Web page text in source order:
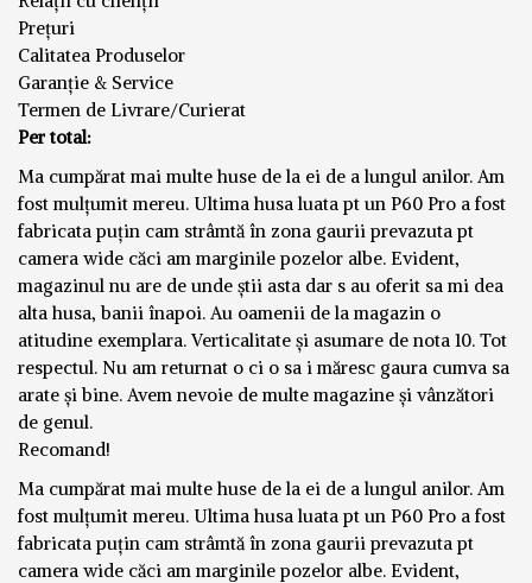
Prețuri
Calitatea Produselor
Garanție & Service
Termen de Livrare/Curierat
Per total:
Ma cumpărat mai multe huse de la ei de a lungul anilor. Am
fost mulțumit mereu. Ultima husa luata pt un P60 Pro a fost
fabricata puțin cam strâmtă în zona gaurii prevazuta pt
camera wide căci am marginile pozelor albe. Evident,
magazinul nu are de unde știi asta dar s au oferit sa mi dea
alta husa, banii înapoi. Au oamenii de la magazin o
atitudine exemplara. Verticalitate și asumare de nota 10. Tot
respectul. Nu am returnat o ci o sa i măresc gaura cumva sa
arate și bine. Avem nevoie de multe magazine și vânzători
de genul.
Recomand!
Ma cumpărat mai multe huse de la ei de a lungul anilor. Am
fost mulțumit mereu. Ultima husa luata pt un P60 Pro a fost
fabricata puțin cam strâmtă în zona gaurii prevazuta pt
camera wide căci am marginile pozelor albe. Evident,